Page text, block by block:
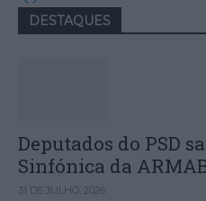
DESTAQUES
Deputados do PSD
Sinfónica da
31 DE JULHO, 2026